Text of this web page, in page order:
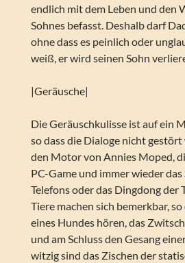
endlich mit dem Leben und den
Sohnes befasst. Deshalb darf
ohne dass es peinlich oder
weiß, er wird seinen Sohn
|Geräusche|
Die Geräuschkulisse ist auf ein
so dass die Dialoge nicht
den Motor von Annies Moped,
PC-Game und immer wieder
Telefons oder das Dingdong der
Tiere machen sich bemerkbar,
eines Hundes hören, das
und am Schluss den Gesang
witzig sind das Zischen der